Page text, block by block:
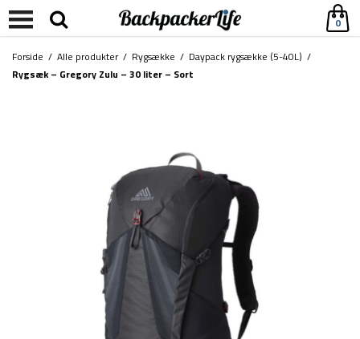
0
Forside / Alle produkter/ Rygsække / Daypack rygsække (5-40L) /
Rygsæk – Gregory Zulu – 30 liter – Sort